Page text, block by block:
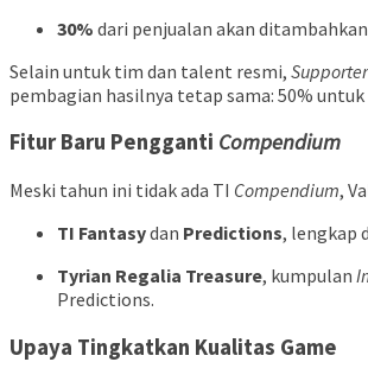
30% dari penjualan akan
Selain untuk tim dan talent resmi,
pembagian hasilnya tetap sama: 50%
Fitur Baru Pengganti Compendium
Meski tahun ini tidak ada TI Compendium,
TI Fantasydan Predictions, lengkap
Tyrian Regalia Treasure, kumpulan
Predictions.
Upaya Tingkatkan Kualitas Game